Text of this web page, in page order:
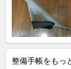
整備手帳をもっ